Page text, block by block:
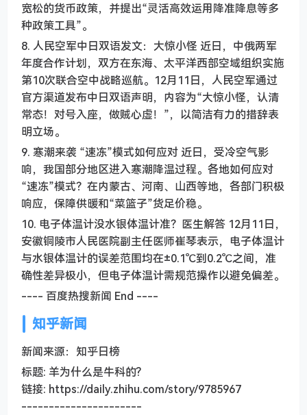
宽松的货币政策，并提出“灵活高效运用降准降息等多
种政策工具”。
8. 人民空军中日双语发文：大惊小怪 近日，中俄两军
年度合作计划，双方在东海、太平洋西部空域组织实施
第10次联合空中战略巡航。12月11日，人民空军通过
官方渠道发布中日双语声明，内容为“大惊小怪，认清
常态！对号入座，做贼心虚！”，以简洁有力的措辞表
明立场。
9. 寒潮来袭 “速冻”模式如何应对 近日，受冷空气影
响，我国部分地区进入寒潮降温过程。各地如何应对
“速冻”模式？在内蒙古、河南、山西等地，各部门积极
响应，保障供暖和“菜篮子”货足价稳。
10. 电子体温计没水银体温计准？医生解答 12月11日，
安徽铜陵市人民医院副主任医师崔琴表示，电子体温计
与水银体温计的误差范围均在±0.1℃到0.2℃之间，准
确性差异极小，但电子体温计需规范操作以避免偏差。
---- 百度热搜新闻 End ----
知乎新闻
新闻来源：知乎日榜
标题: 羊为什么是牛科的?
链接: https://daily.zhihu.com/story/9785967
----------------------